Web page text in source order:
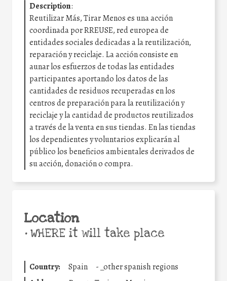
Description:
Reutilizar Más, Tirar Menos es una acción
coordinada por RREUSE, red europea de
entidades sociales dedicadas a la reutilización,
reparación y reciclaje. La acción consiste en
aunar los esfuerzos de todas las entidades
participantes aportando los datos de las
cantidades de residuos recuperadas en los
centros de preparación para la reutilización y
reciclaje y la cantidad de productos reutilizados
a través de la venta en sus tiendas. En las tiendas
los dependientes y voluntarios explicarán al
público los beneficios ambientales derivados de
su acción, donación o compra.
Location
•WHERE it will take place
Country: Spain - _other spanish regions